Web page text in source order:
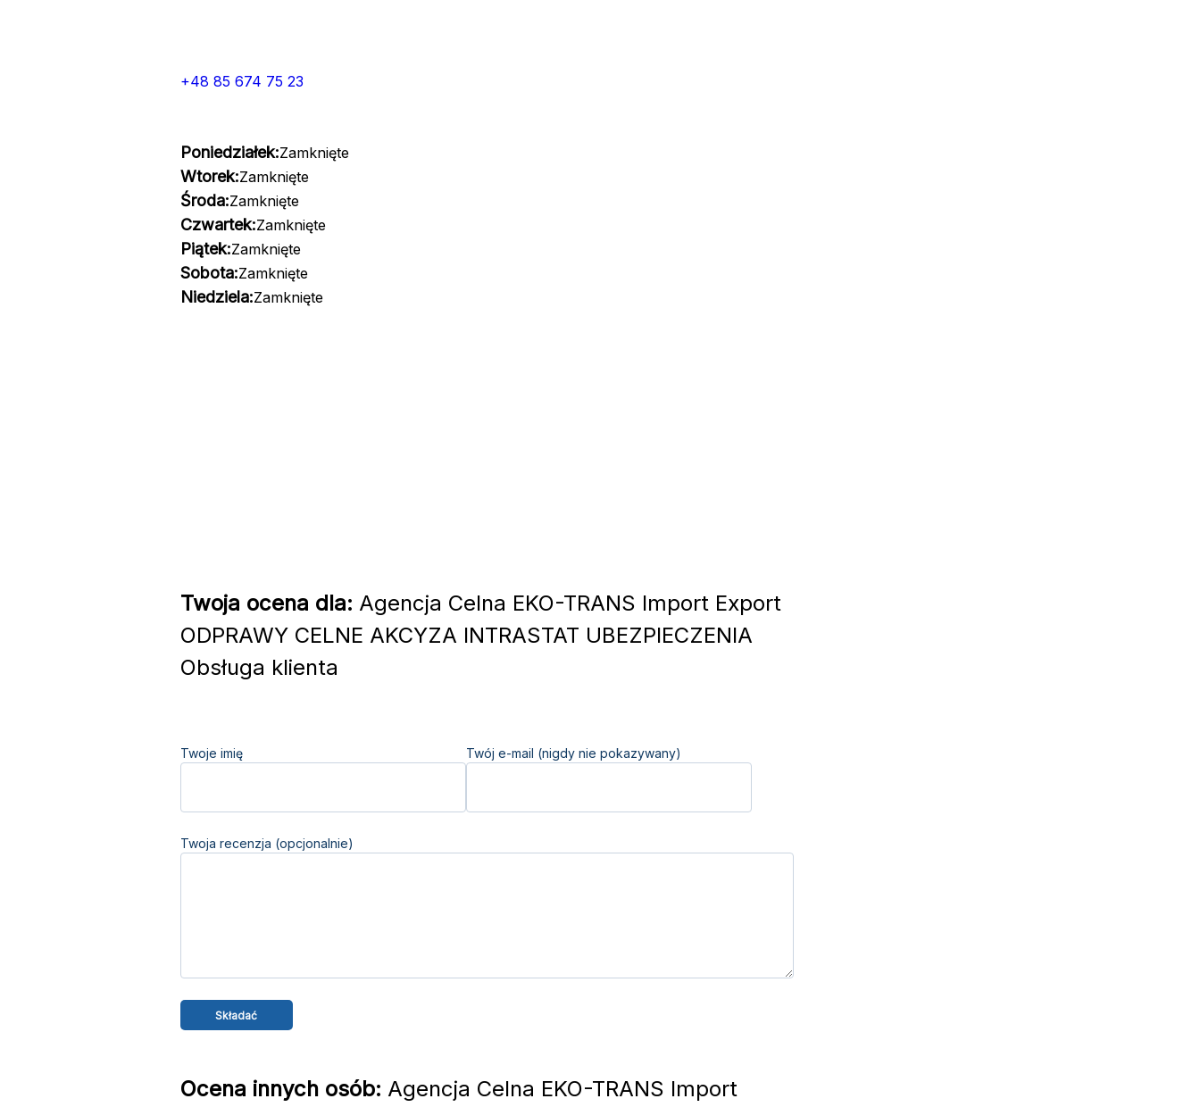
+48 85 674 75 23
Poniedziałek:Zamknięte
Wtorek:Zamknięte
Środa:Zamknięte
Czwartek:Zamknięte
Piątek:Zamknięte
Sobota:Zamknięte
Niedziela:Zamknięte
Twoja ocena dla: Agencja Celna EKO-TRANS Import Export
ODPRAWY CELNE AKCYZA INTRASTAT UBEZPIECZENIA
Obsługa klienta
Twoje imię Twój e-mail (nigdy nie pokazywany)
Twoja recenzja (opcjonalnie)
Ocena innych osób: Agencja Celna EKO-TRANS Import